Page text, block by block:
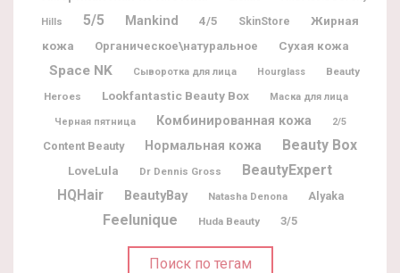
Hills 5/5 Mankind 4/5 SkinStore
Жирная
кожа
Органическое\натуральное Сухая кожа
Space NK Сыворотка для лица Hourglass
Beauty
Heroes
Lookfantastic Beauty Box Маска для лица
Черная пятница Комбинированная кожа 2/5
Content Beauty Нормальная кожа Beauty Box
LoveLula Dr Dennis Gross BeautyExpert
HQHair BeautyBay Natasha Denona Alyaka
Feelunique Huda Beauty 3/5
Поиск по тегам